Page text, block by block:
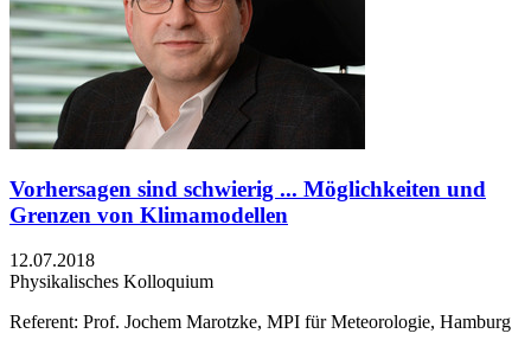
Vorhersagen sind schwierig ... Möglichkeiten und
Grenzen von Klimamodellen
12.07.2018
Physikalisches Kolloquium
Referent: Prof. Jochem Marotzke, MPI für Meteorologie, Hamburg